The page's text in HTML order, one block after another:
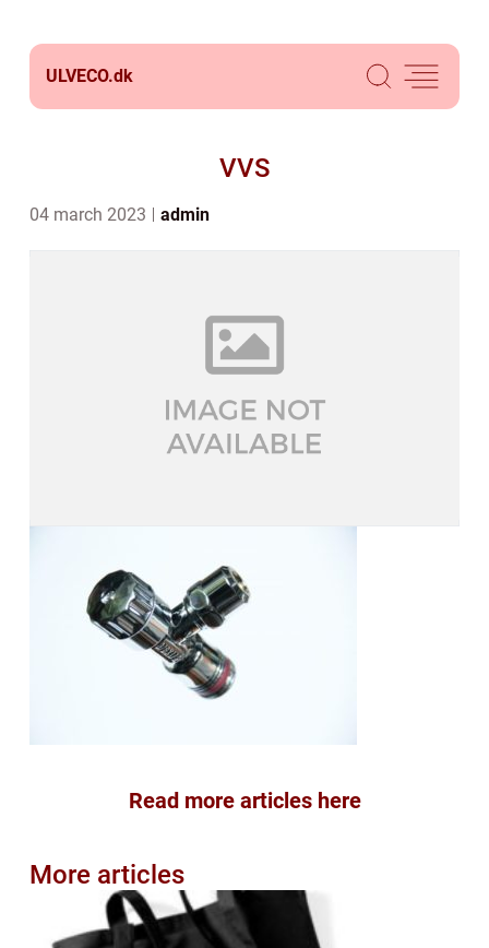
ULVECO.dk
VVS
04 march 2023 admin
Read more articles here
More articles